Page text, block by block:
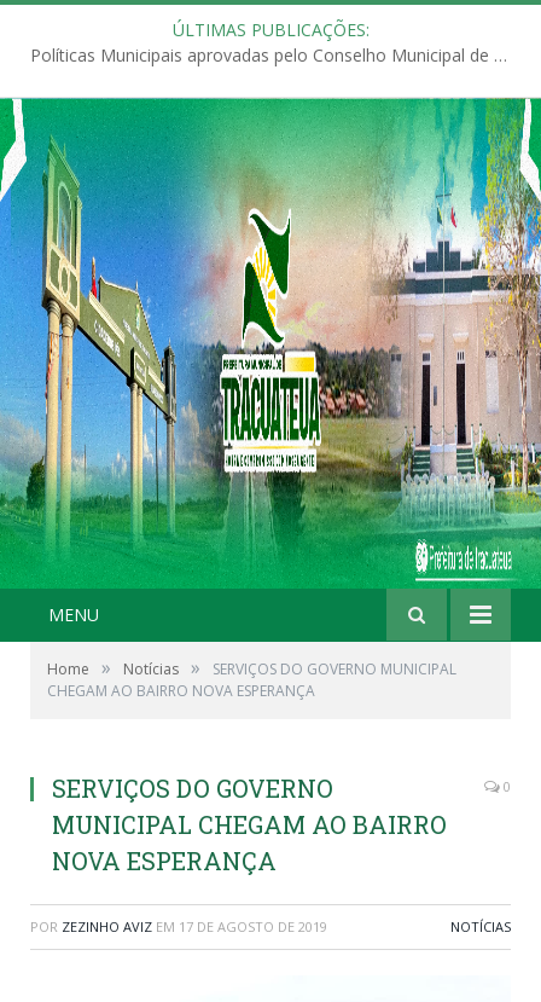
ÚLTIMAS PUBLICAÇÕES:
Políticas Municipais aprovadas pelo Conselho Municipal de Educação (CME)
MENU
Home » Notícias »
SERVIÇOS DO GOVERNO MUNICIPAL
CHEGAM AO BAIRRO NOVA ESPERANÇA
SERVIÇOS DO GOVERNO
MUNICIPAL CHEGAM AO BAIRRO
NOVA ESPERANÇA
0
POR ZEZINHO AVIZ EM 17 DE AGOSTO DE 2019 NOTÍCIAS